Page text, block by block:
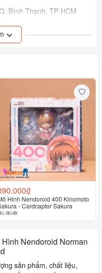
Bình Thạnh, TP HCM
Hình Nendoroid 400 Kinomoto
- Cardcaptor Sakura
4640
Nendoroid Norman
sản phẩm, chất liệu,